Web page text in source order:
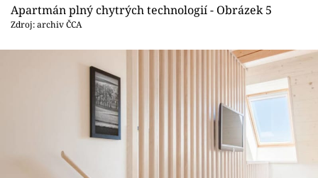
Apartmán plný chytrých technologií - Obrázek 5
Zdroj: archiv ČCA